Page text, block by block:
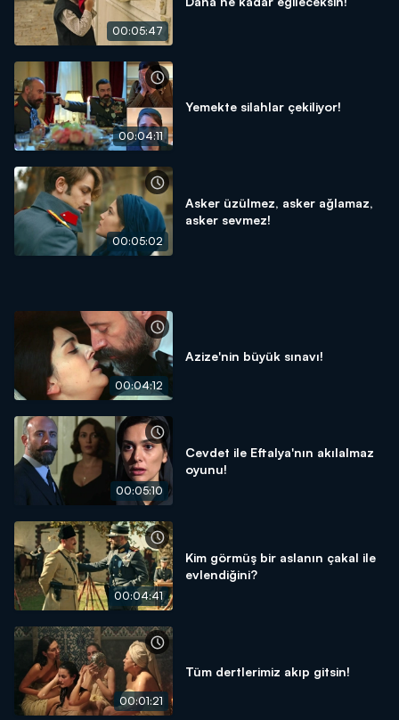
00:05:47
00:04:11
Yemekte silahlar çekiliyor!
00:05:02
Asker üzülmez, asker ağlamaz,
asker sevmez!
00:04:12
Azize'nin büyük sınavı!
00:05:10
Cevdet ile Eftalya'nın akılalmaz
oyunu!
00:04:41
Kim görmüş bir aslanın çakal ile
evlendiğini?
00:01:21
Tüm dertlerimiz akıp gitsin!